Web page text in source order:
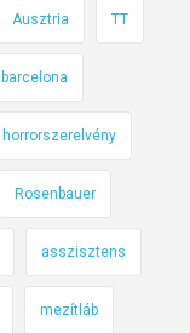
Ausztria TT
barcelona
horrorszerelvény
Rosenbauer
asszisztens
mezítláb